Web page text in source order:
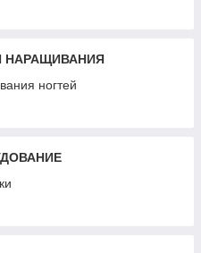
НАРАЩИВАНИЯ
ногтей